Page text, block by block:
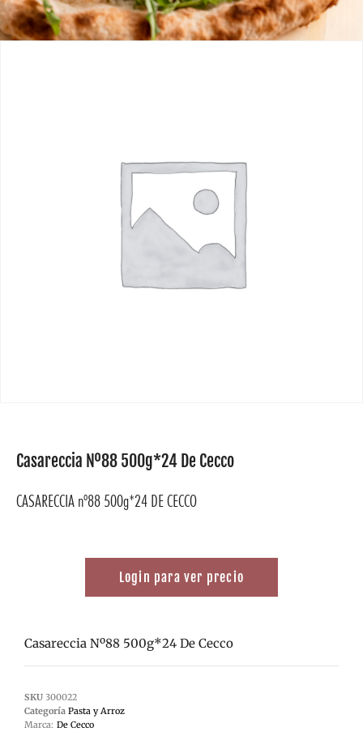
Casareccia Nº88 500g*24 De Cecco
CASARECCIA nº88 500g*24 DE CECCO
Login para ver precio
Casareccia Nº88 500g*24 De Cecco
SKU 300022
Categoría Pasta y Arroz
Marca: De Cecco